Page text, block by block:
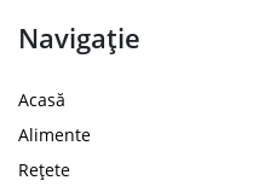
Navigație
Acasă
Alimente
Rețete